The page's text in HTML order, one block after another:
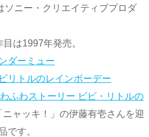
ソニー・クリエイティブプロダ
は1997年発売。
ダーミュー
リトルのレインボーデー
ふわストーリー ビビ・リトルの
ャッキ！」の伊藤有壱さんを迎
です。